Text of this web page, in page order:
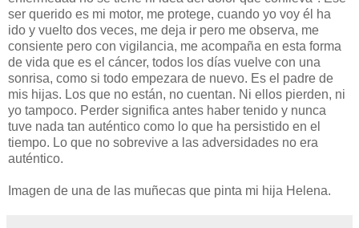
ser querido es mi motor, me protege, cuando yo voy él ha
ido y vuelto dos veces, me deja ir pero me observa, me
consiente pero con vigilancia, me acompaña en esta forma
de vida que es el cáncer, todos los días vuelve con una
sonrisa, como si todo empezara de nuevo. Es el padre de
mis hijas. Los que no están, no cuentan. Ni ellos pierden, ni
yo tampoco. Perder significa antes haber tenido y nunca
tuve nada tan auténtico como lo que ha persistido en el
tiempo. Lo que no sobrevive a las adversidades no era
auténtico.
Imagen de una de las muñecas que pinta mi hija Helena.